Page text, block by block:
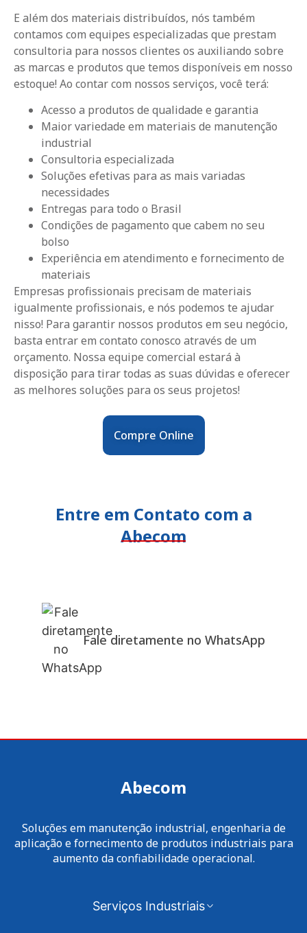
E além dos materiais distribuídos, nós também
contamos com equipes especializadas que prestam
consultoria para nossos clientes os auxiliando sobre
as marcas e produtos que temos disponíveis em nosso
estoque! Ao contar com nossos serviços, você terá:
Acesso a produtos de qualidade e garantia
Maior variedade em materiais de manutenção
industrial
Consultoria especializada
Soluções efetivas para as mais variadas
necessidades
Entregas para todo o Brasil
Condições de pagamento que cabem no seu
bolso
Experiência em atendimento e fornecimento de
materiais
Empresas profissionais precisam de materiais
igualmente profissionais, e nós podemos te ajudar
nisso! Para garantir nossos produtos em seu negócio,
basta entrar em contato conosco através de um
orçamento. Nossa equipe comercial estará à
disposição para tirar todas as suas dúvidas e oferecer
as melhores soluções para os seus projetos!
Compre Online
Entre em Contato com a
Abecom
Fale diretamente no WhatsApp
Abecom
Soluções em manutenção industrial, engenharia de
aplicação e fornecimento de produtos industriais para
aumento da confiabilidade operacional.
Serviços Industriais